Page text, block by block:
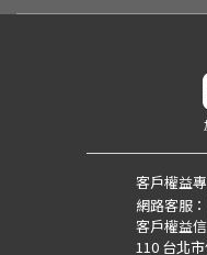
客戶權益
網路客服：
客戶權益信
110 台北